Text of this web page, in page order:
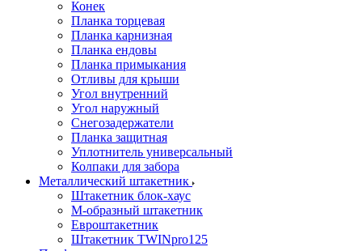
Конек
Планка торцевая
Планка карнизная
Планка ендовы
Планка примыкания
Отливы для крыши
Угол внутренний
Угол наружный
Снегозадержатели
Планка защитная
Уплотнитель универсальный
Колпаки для забора
Металлический штакетник
Штакетник блок-хаус
М-образный штакетник
Евроштакетник
Штакетник TWINpro125